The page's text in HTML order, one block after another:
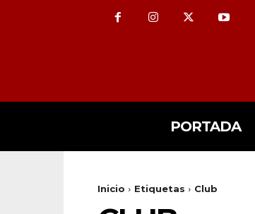
PORTADA
Inicio Etiquetas Club